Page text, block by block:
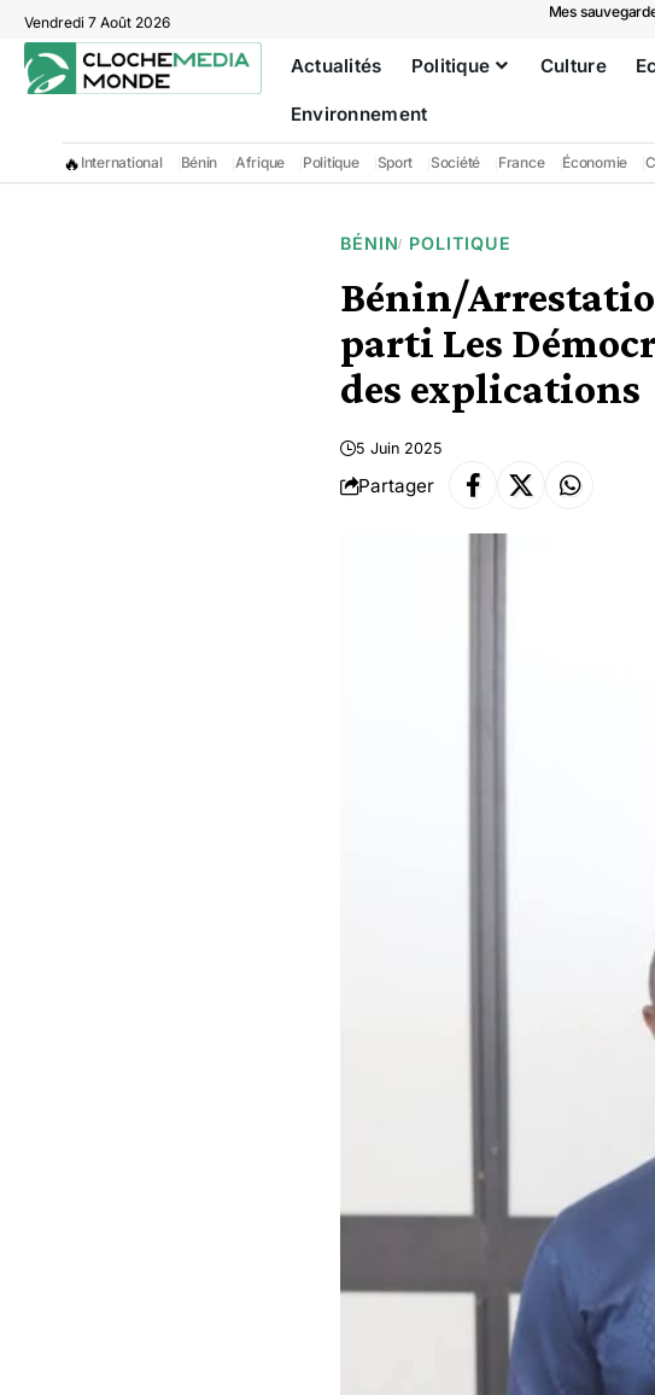
Vendredi 7 Août 2026
Mes
Actualités Politique Culture
Environnement
🔥 International Bénin Afrique Politique Sport Société France Économie
BÉNIN POLITIQUE
Bénin/
parti Les
des explications
5 Juin 2025
Partager